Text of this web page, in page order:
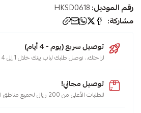
رقم الموديل:HKSD0618
مشاركة:
توصيل سريع (يوم - 4 أيام)
لراحتك.. نوصل طلبك لباب بيتك خلال 1 إلى 4 أيام عمل
توصيل مجاني!
للطلبات الأعلى من 200 ريال لجميع مناطق المملكة